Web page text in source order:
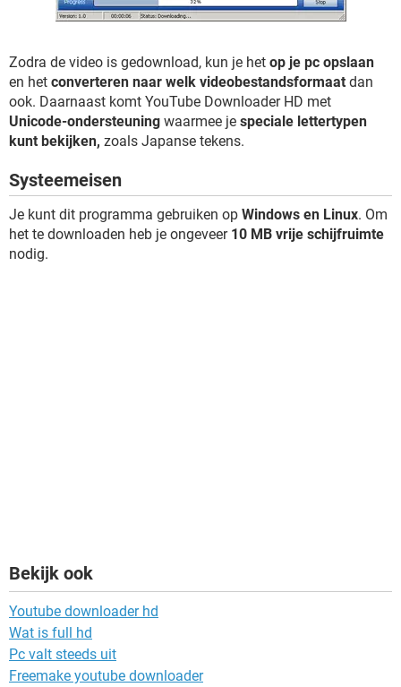
Zodra de video is gedownload, kun je het op je pc opslaan
en het converteren naar welk videobestandsformaat dan
ook. Daarnaast komt YouTube Downloader HD met
Unicode-ondersteuning waarmee je speciale lettertypen
kunt bekijken, zoals Japanse tekens.
Systeemeisen
Je kunt dit programma gebruiken op Windows en Linux. Om
het te downloaden heb je ongeveer 10 MB vrije schijfruimte
nodig.
Bekijk ook
Youtube downloader hd
Wat is full hd
Pc valt steeds uit
Freemake youtube downloader